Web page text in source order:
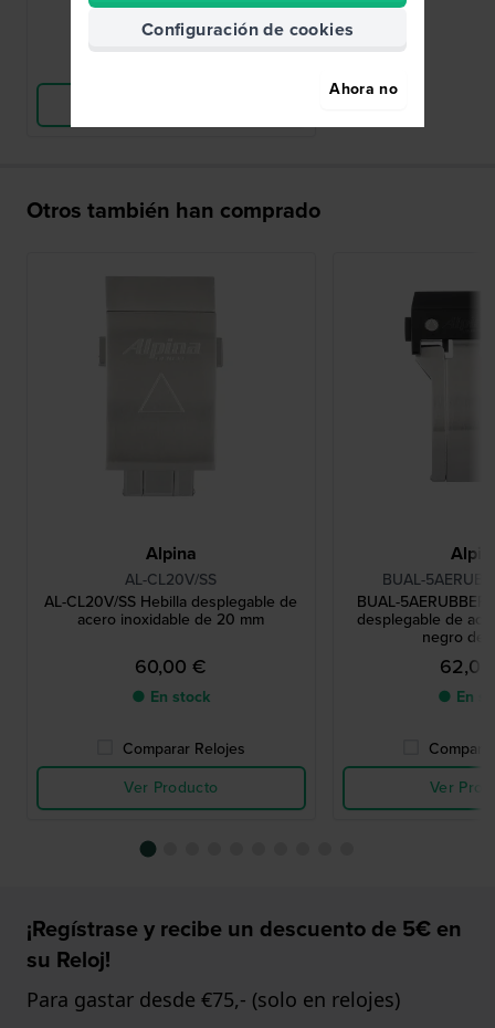
● En stock
Otros también han comprado
Alpina
AL-CL20V/SS
AL-CL20V/SS Hebilla desplegable de
acero inoxidable de 20 mm
60,00 €
● En stock
Comparar Relojes
Ver Producto
BUAL-
BUAL-
desplegable de
negro de
● En
Ver
¡Regístrase y recibe un descuento de 5€ en
su Reloj!
Para gastar desde €75,- (solo en relojes)
Configuración de cookies
Ahora no